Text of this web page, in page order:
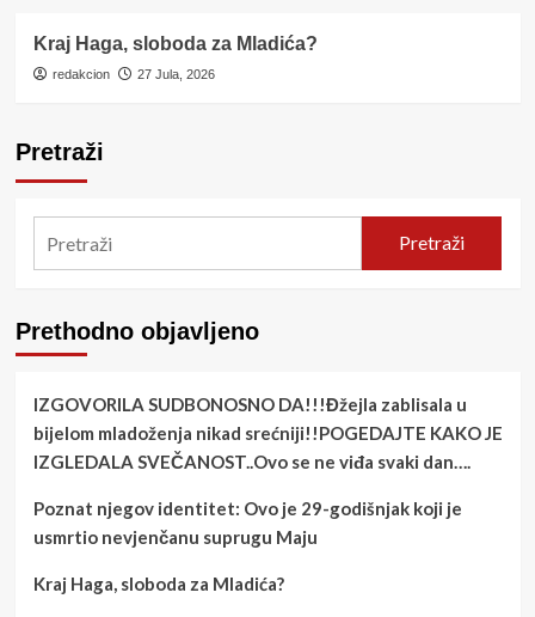
Kraj Haga, sloboda za Mladića?
redakcion 27 Jula, 2026
Pretraži
Pretraži
Prethodno objavljeno
IZGOVORILA SUDBONOSNO DA!!!Đžejla zablisala u
bijelom mladoženja nikad srećniji!!POGEDAJTE KAKO JE
IZGLEDALA SVEČANOST..Ovo se ne viđa svaki dan….
Poznat njegov identitet: Ovo je 29-godišnjak koji je
usmrtio nevjenčanu suprugu Maju
Kraj Haga, sloboda za Mladića?